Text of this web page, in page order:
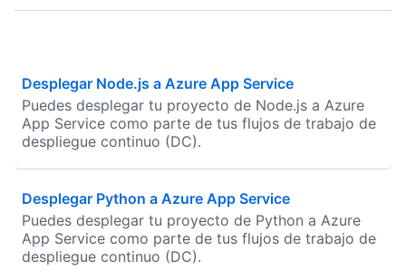
Desplegar Node.js a Azure App Service
Puedes desplegar tu proyecto de Node.js a Azure
App Service como parte de tus flujos de trabajo de
despliegue continuo (DC).
Desplegar Python a Azure App Service
Puedes desplegar tu proyecto de Python a Azure
App Service como parte de tus flujos de trabajo de
despliegue continuo (DC).